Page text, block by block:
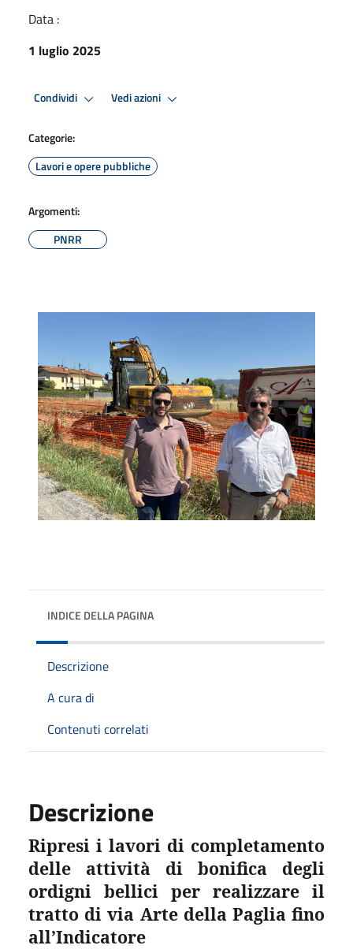
Data :
1 luglio 2025
Condividi Vedi azioni
Categorie:
Lavori e opere pubbliche
Argomenti:
PNRR
INDICE DELLA PAGINA
Descrizione
A cura di
Contenuti correlati
Descrizione
Ripresi i lavori di completamento
delle attività di bonifica degli
ordigni bellici per realizzare il
tratto di via Arte della Paglia fino
all’Indicatore